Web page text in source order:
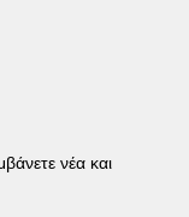
νέα και